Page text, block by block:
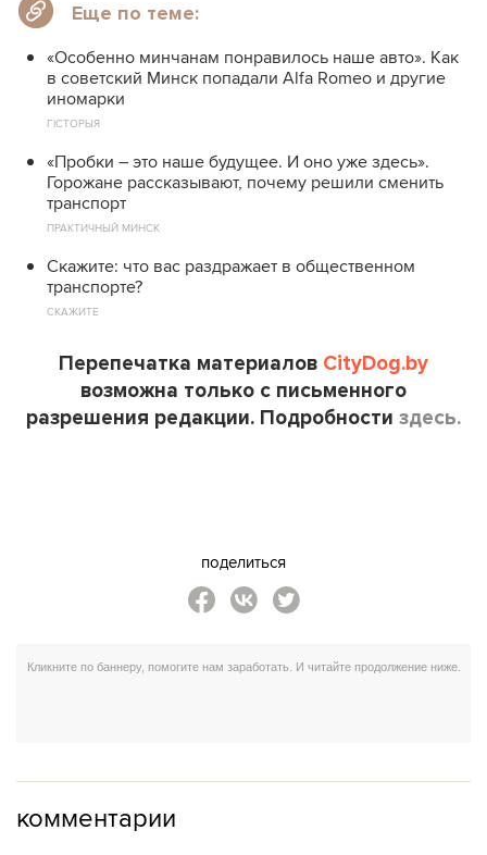
Еще по теме:
«Особенно минчанам понравилось наше авто». Как
в советский Минск попадали Alfa Romeo и другие
иномарки
ГІСТОРЫЯ
«Пробки – это наше будущее. И оно уже здесь».
Горожане рассказывают, почему решили сменить
транспорт
ПРАКТИЧНЫЙ МИНСК
Скажите: что вас раздражает в общественном
транспорте?
СКАЖИТЕ
Перепечатка материалов CityDog.by
возможна только с письменного
разрешения редакции. Подробности здесь.
поделиться
комментарии